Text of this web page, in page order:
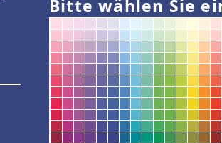
Bitte wählen Sie